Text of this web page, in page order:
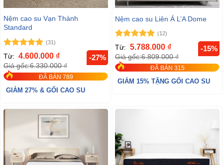
Nệm cao su Vạn Thành
Standard
Được xếp
hạng5
5
sao
(31)
Từ: 4.600.000 ₫
Giá gốc:6.330.000₫
-27%
ĐÃ BÁN 789
GIẢM 27% & GỐI CAO SU
Nệm cao su Liên Á L’A Dome
Được xếp
hạng5
5
sao
(12)
Từ: 5.788.000 ₫
Giá gốc:6.809.000₫
-15%
ĐÃ BÁN 315
GIẢM 15% TẶNG GỐI CAO SU